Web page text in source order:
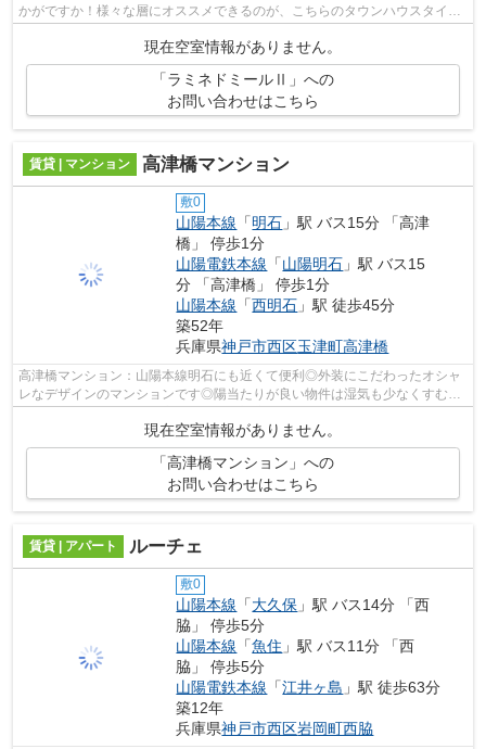
かがですか！様々な層にオススメできるのが、こちらのタウンハウスタイプ
現在空室情報がありません。
「ラミネドミールⅡ」への
お問い合わせはこちら
賃貸 | マンション 高津橋マンション
敷0
山陽本線 「明石 」駅 バス15分 「高津
橋」 停歩1分
山陽電鉄本線 「山陽明石 」駅 バス15
分 「高津橋」 停歩1分
山陽本線 「西明石 」駅 徒歩45分
築52年
兵庫県神戸市西区玉津町高津橋
高津橋マンション：山陽本線明石にも近くて便利◎外装にこだわったオシャ
レなデザインのマンションです◎陽当たりが良い物件は湿気も少なくすむの
で清潔さを保てます◎丁寧かつ迅速な対応...
現在空室情報がありません。
「高津橋マンション」への
お問い合わせはこちら
賃貸 | アパート ルーチェ
敷0
山陽本線 「大久保 」駅 バス14分 「西
脇」 停歩5分
山陽本線 「魚住 」駅 バス11分 「西
脇」 停歩5分
山陽電鉄本線 「江井ヶ島 」駅 徒歩63分
築12年
兵庫県神戸市西区岩岡町西脇